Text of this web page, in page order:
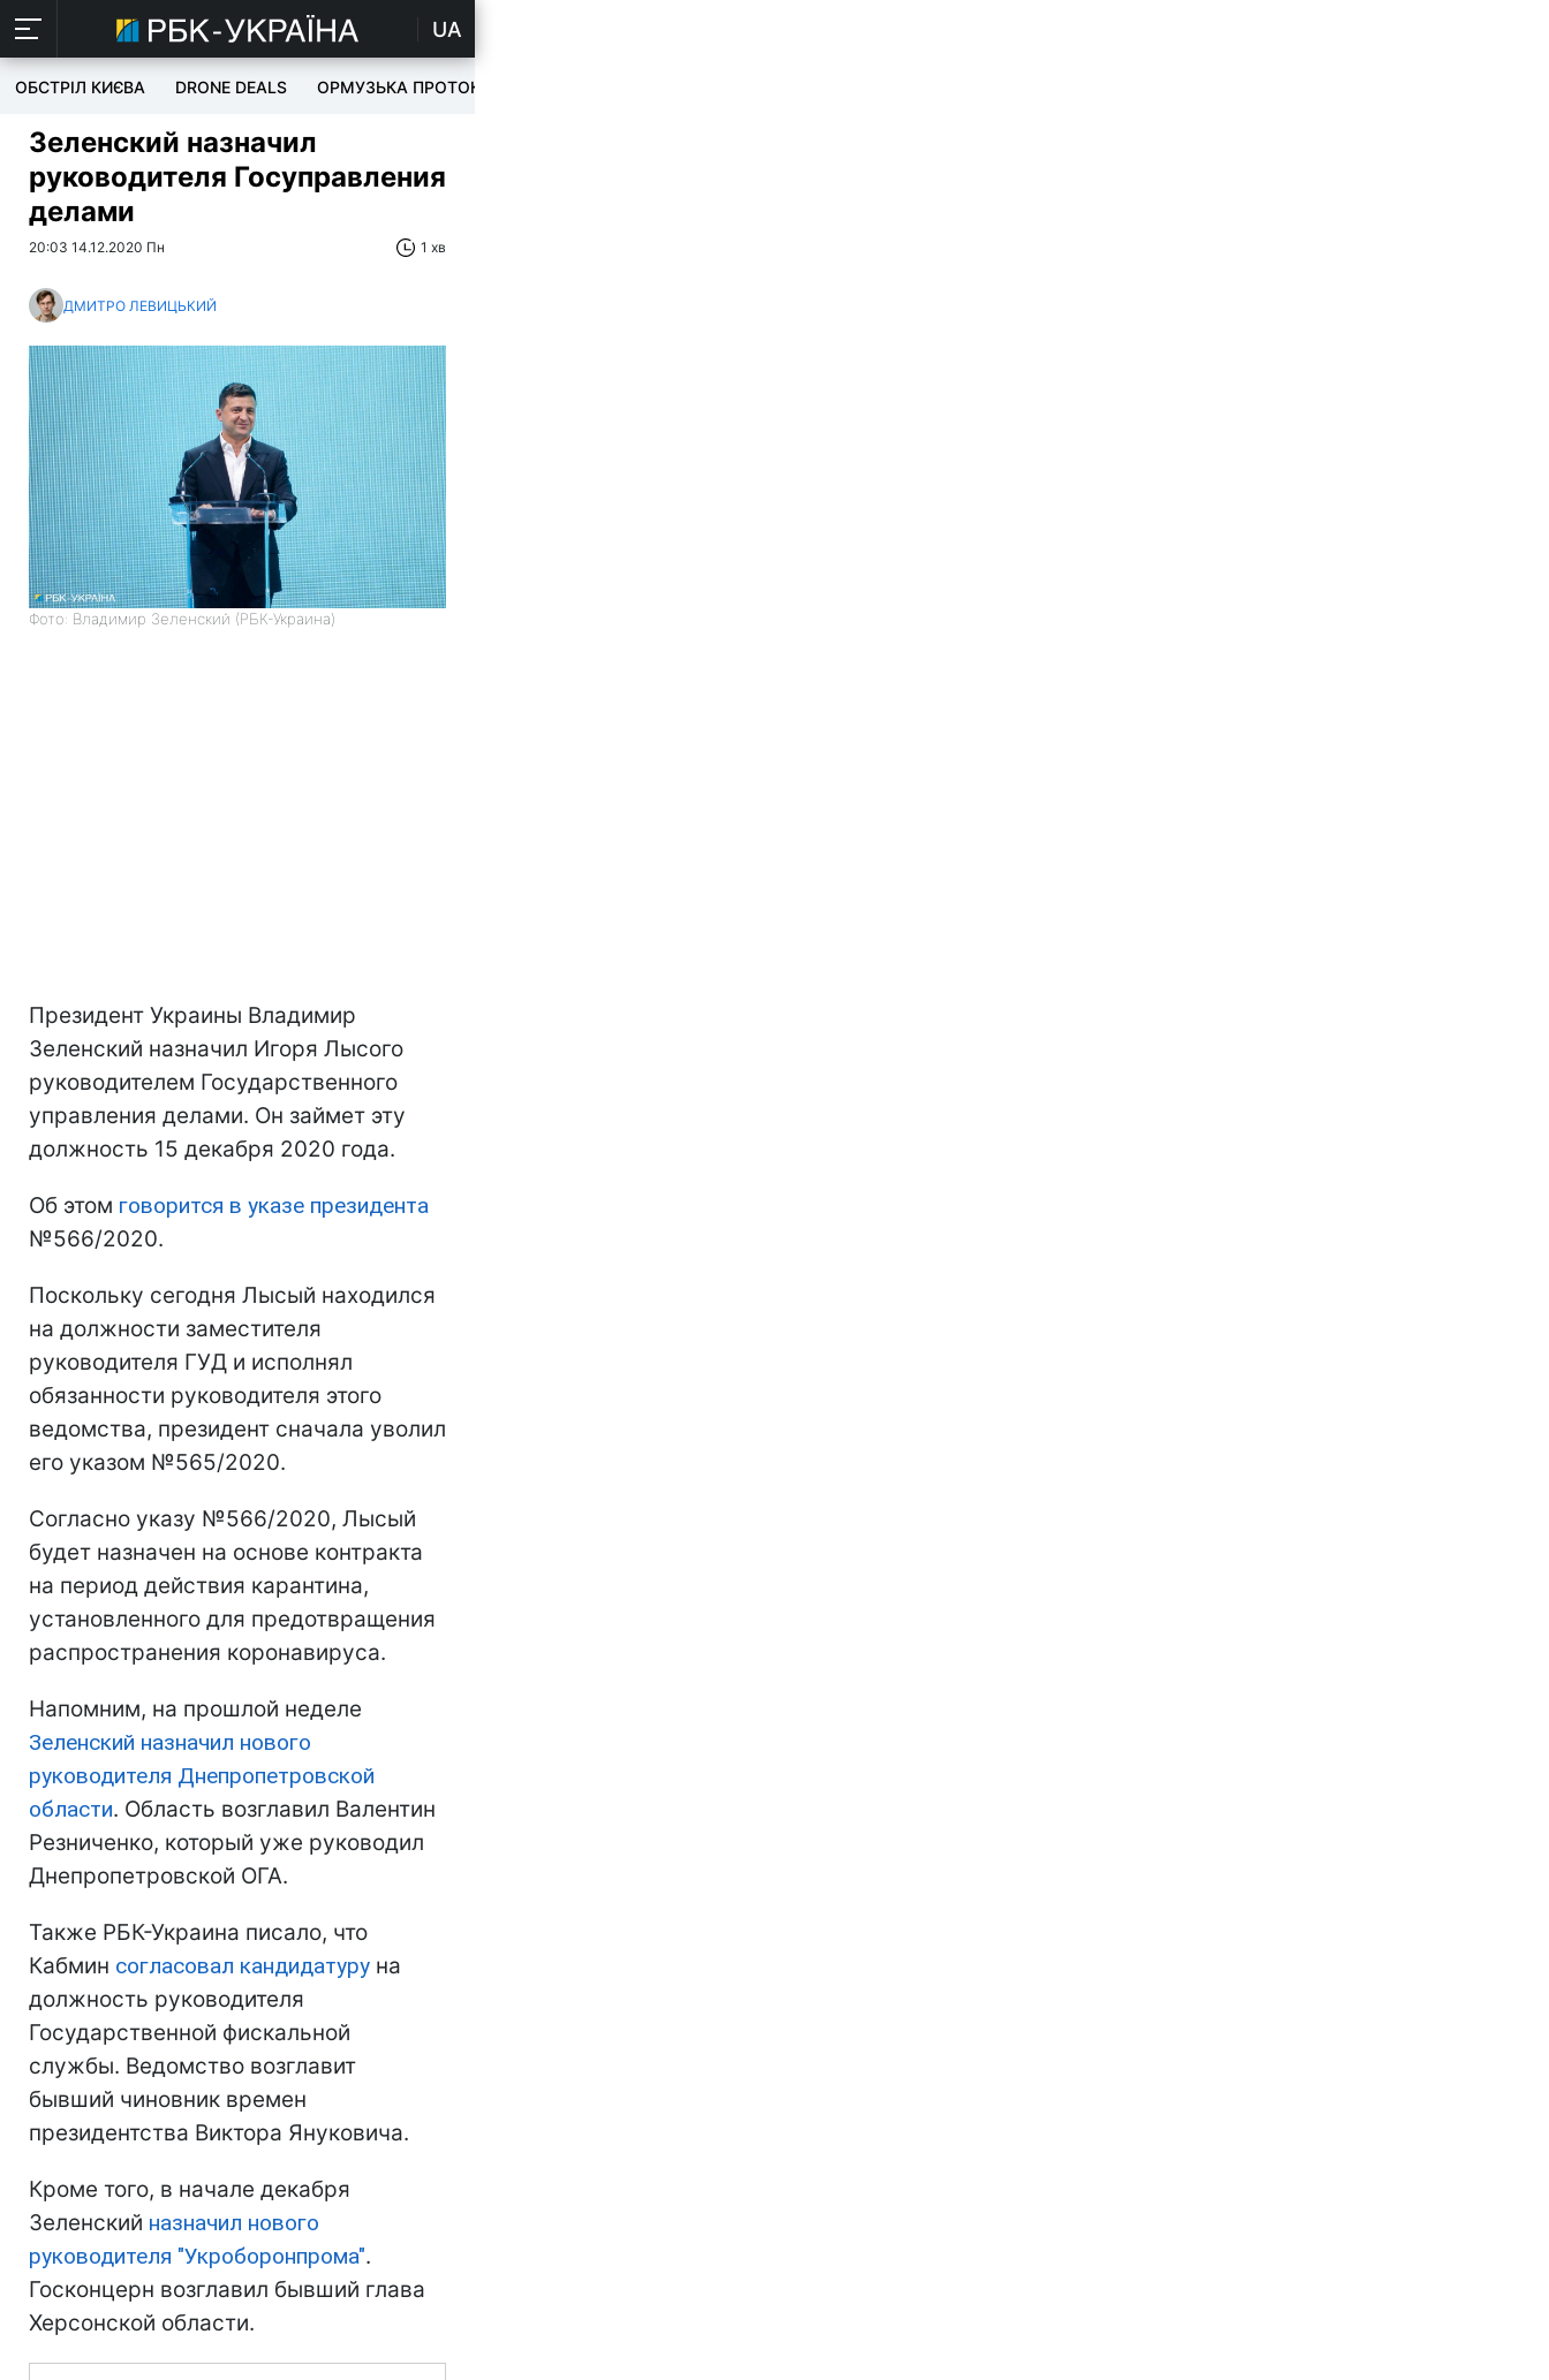
UA
ОБСТРІЛ КИЄВА DRONE DEALS ОРМУЗЬКА ПРОТОКА
Зеленский назначил
руководителя Госуправления
делами
20:03 14.12.2020 Пн 1 хв
ДМИТРО ЛЕВИЦЬКИЙ
Фото: Владимир Зеленский (РБК-Украина)
Президент Украины Владимир
Зеленский назначил Игоря Лысого
руководителем Государственного
управления делами. Он займет эту
должность 15 декабря 2020 года.
Об этом говорится в указе президента
№566/2020.
Поскольку сегодня Лысый находился
на должности заместителя
руководителя ГУД и исполнял
обязанности руководителя этого
ведомства, президент сначала уволил
его указом №565/2020.
Согласно указу №566/2020, Лысый
будет назначен на основе контракта
на период действия карантина,
установленного для предотвращения
распространения коронавируса.
Напомним, на прошлой неделе
Зеленский назначил нового
руководителя Днепропетровской
области. Область возглавил Валентин
Резниченко, который уже руководил
Днепропетровской ОГА.
Также РБК-Украина писало, что
Кабмин согласовал кандидатуру на
должность руководителя
Государственной фискальной
службы. Ведомство возглавит
бывший чиновник времен
президентства Виктора Януковича.
Кроме того, в начале декабря
Зеленский назначил нового
руководителя "Укроборонпрома".
Госконцерн возглавил бывший глава
Херсонской области.